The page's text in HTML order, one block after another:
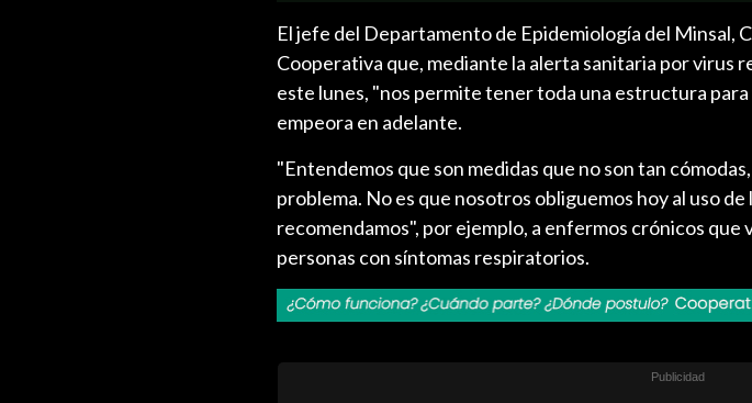
El jefe del Departamento de Epidemiología del Minsal,
Cooperativa que, mediante la alerta sanitaria por virus
este lunes, "nos permite tener toda una estructura
empeora en adelante.
"Entendemos que son medidas que no son tan
problema. No es que nosotros obliguemos hoy al uso de
recomendamos", por ejemplo, a enfermos crónicos que
personas con síntomas respiratorios.